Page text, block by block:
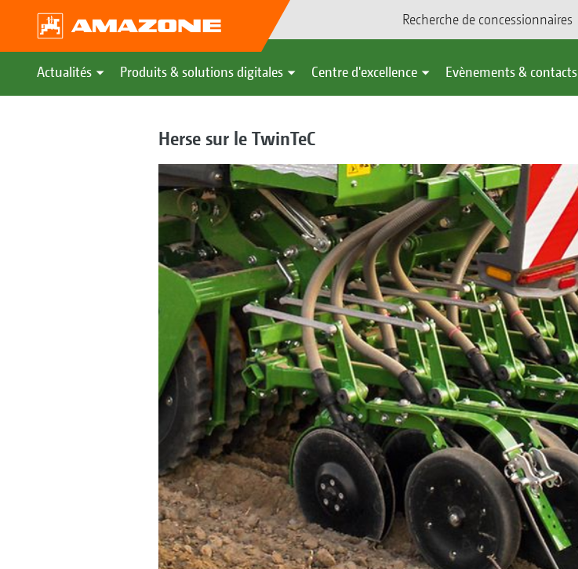
Recherche de concessionnaires
Actualités Produits & solutions digitales Centre d'excellence Evènements & contacts
Herse sur le TwinTeC